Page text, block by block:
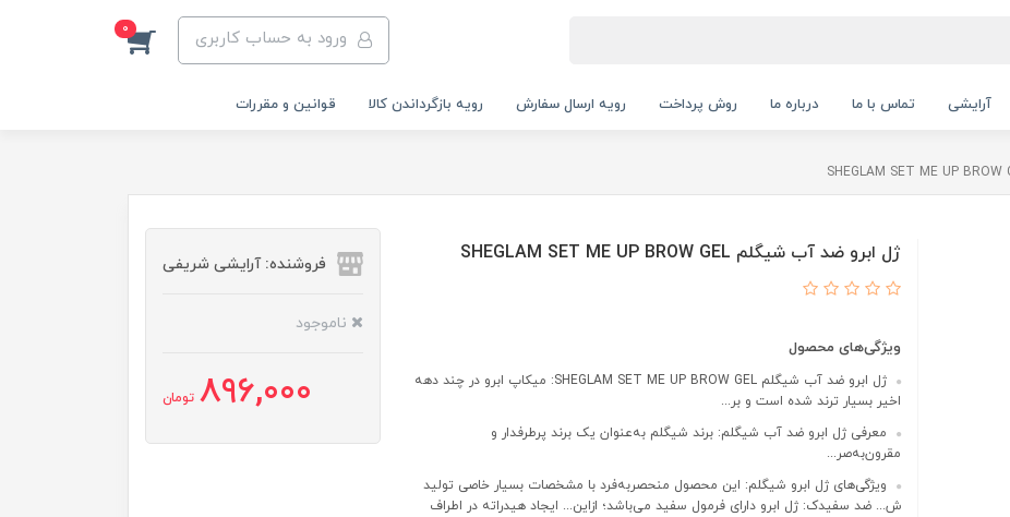
ورود به حساب کاربری 0
آرایشی تماس با ما درباره ما روش پرداخت رویه ارسال سفارش رویه‌ بازگرداندن کالا قوانین و مقررات
ژل ابرو ضد آب شیگلم SHEGLAM SET ME UP BROW GEL
ویژگی‌های محصول
ژل ابرو ضد آب شیگلم SHEGLAM SET ME UP BROW GEL: میکاپ ابرو در چند دهه
اخیر بسیار ترند شده است و بر...
معرفی ژل ابرو ضد آب شیگلم: برند شیگلم به‌عنوان یک برند پرطرفدار و
مقرون‌به‌صر...
ویژگی‌های ژل ابرو شیگلم: این محصول منحصربه‌فرد با مشخصات بسیار خاصی تولید
ش... ضد سفیدک: ژل ابرو دارای فرمول سفید می‌باشد؛ ازاین‌... ایجاد هیدراته در اطراف
فروشنده: آرایشی شریفی
ناموجود
896,000 تومان